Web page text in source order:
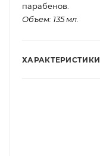
парабенов.
Объем: 135 мл.
ХАРАКТЕРИСТИКИ